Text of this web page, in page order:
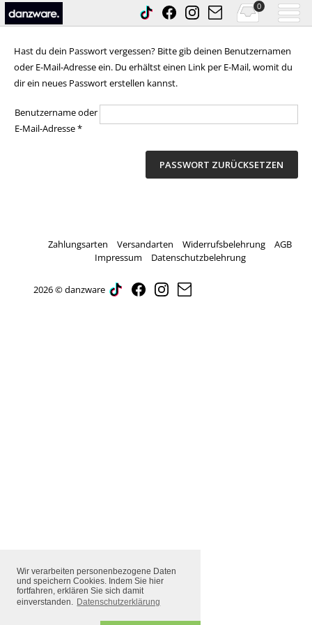
Wir verarbeiten personenbezogene Daten
und speichern Cookies. Indem Sie hier
fortfahren, erklären Sie sich damit
einverstanden. Datenschutzerklärung
0
Hast du dein Passwort vergessen? Bitte gib deinen Benutzernamen
oder E-Mail-Adresse ein. Du erhältst einen Link per E-Mail, womit du
dir ein neues Passwort erstellen kannst.
Benutzername oder
E-Mail-Adresse*Erforderlich
PASSWORT ZURÜCKSETZEN
Zahlungsarten Versandarten Widerrufsbelehrung
AGB
Impressum
Datenschutzbelehrung
2026 © danzware